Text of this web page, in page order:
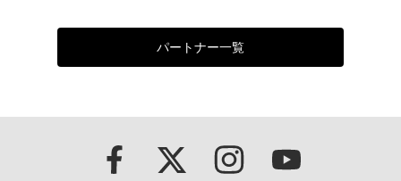
パートナー一覧